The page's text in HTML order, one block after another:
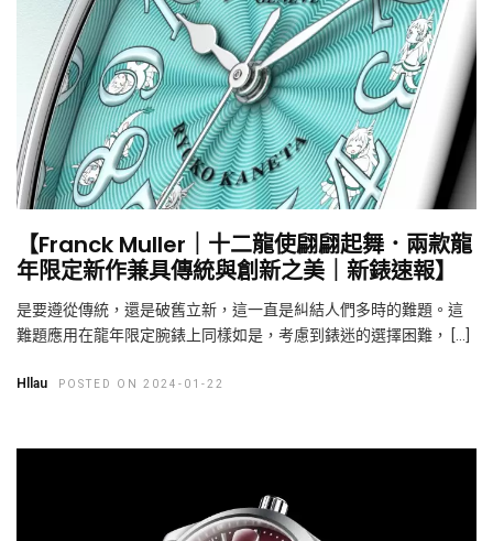
【Franck Muller｜十二龍使翩翩起舞．兩款龍
年限定新作兼具傳統與創新之美｜新錶速報】
是要遵從傳統，還是破舊立新，這一直是糾結人們多時的難題。這
難題應用在龍年限定腕錶上同樣如是，考慮到錶迷的選擇困難， […]
Hllau POSTED ON 2024-01-22